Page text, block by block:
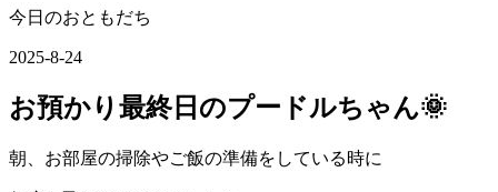
今日のおともだち
2025-8-24
お預かり最終日のプードルちゃん🌞
朝、お部屋の掃除やご飯の準備をしている時に